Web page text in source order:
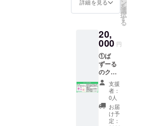
載を希
記入く
ださ
掲載期
間：2年
・掲載
方法：
お名前
または
ニック
ネーム
の文字
.comの
サイト
の
SUPPO
RTER（
支援者
ペー
ジ）に
掲載さ
せてい
ただき
ます。
テッ
カー
ｍｍｘ
50ｍ
ｍ）1枚
のセッ
ト。 ②
ご支援
いただ
いた方
でご希
望の方
は、お
名前ま
詳細を見る ン
を
選
択
す
る
20,
000 円
①ば
ずーる
のクリ
アファ
イル
（A4サ
イズ）1
枚・マ
グネッ
支援
者：
0人
お届
け予
定：